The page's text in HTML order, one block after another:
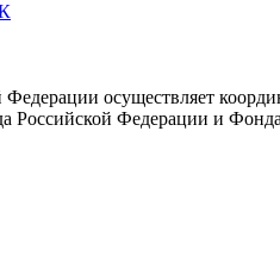
осуществляет
Российской Федерации и